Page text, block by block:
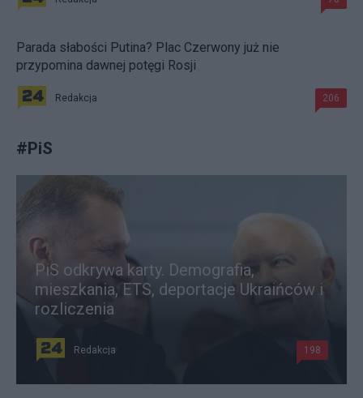
Parada słabości Putina? Plac Czerwony już nie
przypomina dawnej potęgi Rosji
Redakcja 206
#PiS
PiS odkrywa karty. Demografia,
mieszkania, ETS, deportacje Ukraińców i
rozliczenia
Redakcja 198